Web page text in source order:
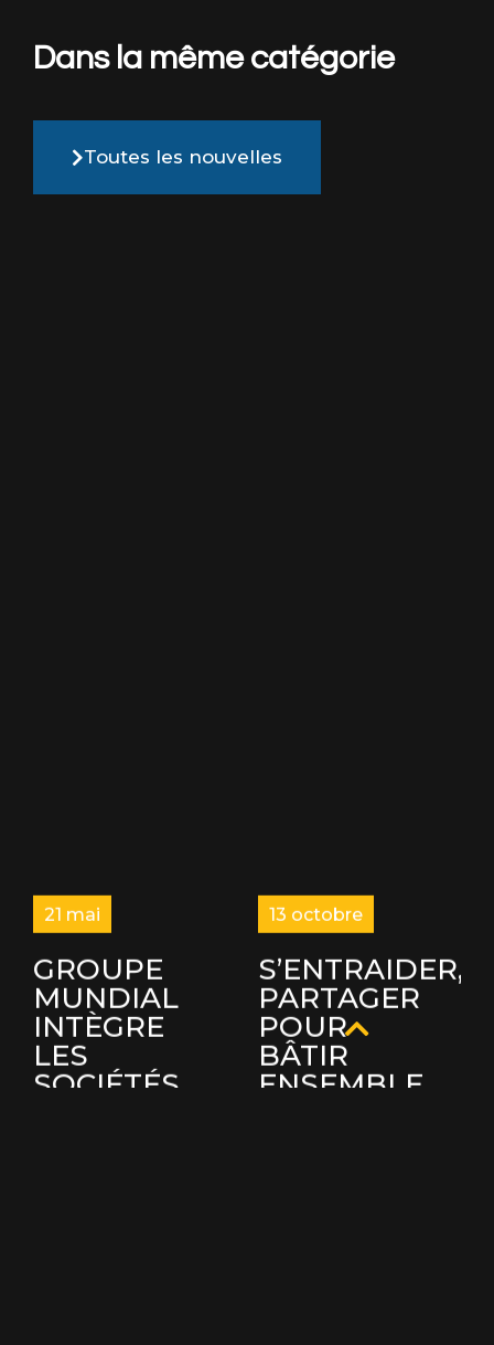
Dans la même catégorie
Toutes les nouvelles
GROUPE
MUNDIAL
INTÈGRE
LES
SOCIÉTÉS
21 mai
S’ENTRAIDER,
PARTAGER
POUR
BÂTIR
ENSEMBLE,
13 octobre